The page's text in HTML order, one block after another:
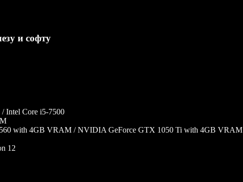
и софту
Intel Core i5-7500
with 4GB VRAM / NVIDIA GeForce GTX 1050 Ti with 4GB VRAM
12